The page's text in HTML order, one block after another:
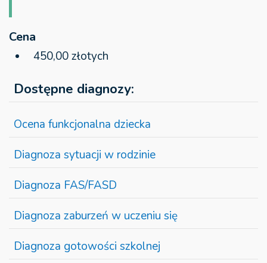
Cena
450,00 złotych
Dostępne diagnozy:
Ocena funkcjonalna dziecka
Diagnoza sytuacji w rodzinie
Diagnoza FAS/FASD
Diagnoza zaburzeń w uczeniu się
Diagnoza gotowości szkolnej